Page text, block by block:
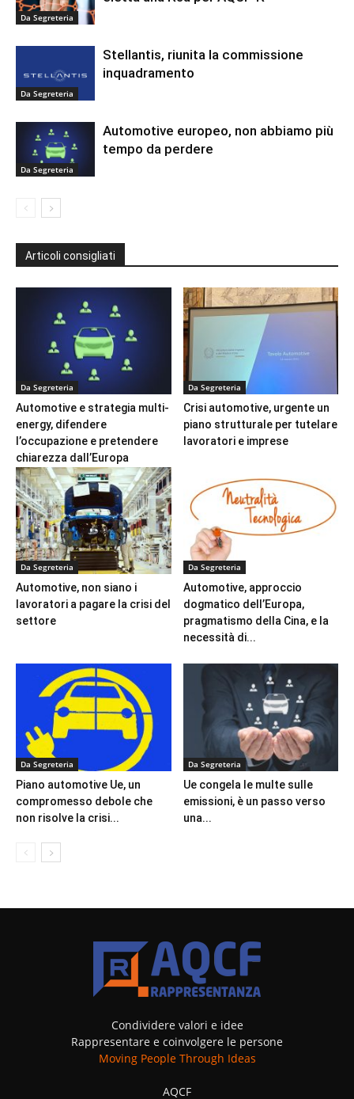
Da Segreteria
Da Segreteria
Stellantis, riunita la commissione
inquadramento
Da Segreteria
Automotive europeo, non abbiamo più
tempo da perdere
Articoli consigliati
Da Segreteria
Automotive e strategia multi-
energy, difendere
l’occupazione e pretendere
chiarezza dall’Europa
Da Segreteria
Crisi automotive, urgente un
piano strutturale per tutelare
lavoratori e imprese
Da Segreteria
Automotive, non siano i
lavoratori a pagare la crisi del
settore
Da Segreteria
Automotive, approccio
dogmatico dell’Europa,
pragmatismo della Cina, e la
necessità di...
Da Segreteria
Piano automotive Ue, un
compromesso debole che
non risolve la crisi...
Da Segreteria
Ue congela le multe sulle
emissioni, è un passo verso
una...
Condividere valori e idee
Rappresentare e coinvolgere le persone
Moving People Through Ideas
AQCF